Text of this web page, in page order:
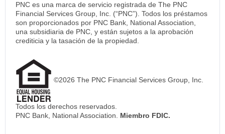
PNC es una marca de servicio registrada de The PNC
Financial Services Group, Inc. (“PNC”). Todos los préstamos
son proporcionados por PNC Bank, National Association,
una subsidiaria de PNC, y están sujetos a la aprobación
crediticia y la tasación de la propiedad.
©2026 The PNC Financial Services Group, Inc.
Todos los derechos reservados.
PNC Bank, National Association. Miembro FDIC.